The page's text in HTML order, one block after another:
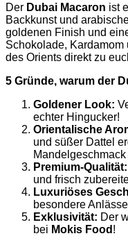
Der Dubai Macaron ist
Backkunst und
goldenen Finish und
Schokolade,
des Orients direkt zu
5 Gründe, warum der
Goldener Look:
echter Hingucker!
Orientalische
und süßer Dattel
Mandelgeschmack
Premium-Qualität:
und frisch
Luxuriöses
besondere
Exklusivität: Der
bei Mokis Food !